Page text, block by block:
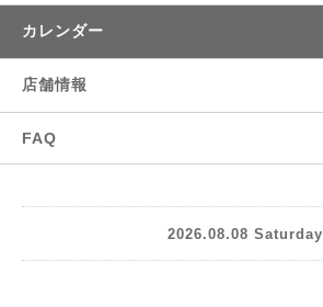
カレンダー
店舗情報
FAQ
2026.08.08 Saturday